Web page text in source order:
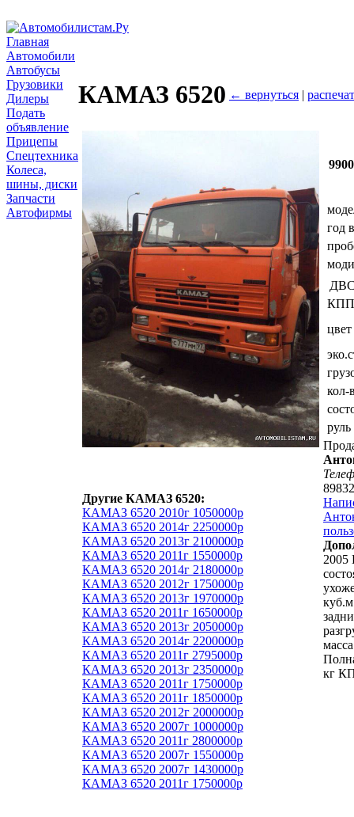
Главная
Автомобили
Автобусы
Грузовики
Дилеры
Подать
объявление
Прицепы
Спецтехника
Колеса,
шины, диски
Запчасти
Автофирмы
КАМАЗ 6520 ← вернуться |
Другие КАМАЗ 6520:
КАМАЗ 6520 2010г 1050000р
КАМАЗ 6520 2014г 2250000р
КАМАЗ 6520 2013г 2100000р
КАМАЗ 6520 2011г 1550000р
КАМАЗ 6520 2014г 2180000р
КАМАЗ 6520 2012г 1750000р
КАМАЗ 6520 2013г 1970000р
КАМАЗ 6520 2011г 1650000р
КАМАЗ 6520 2013г 2050000р
КАМАЗ 6520 2014г 2200000р
КАМАЗ 6520 2011г 2795000р
КАМАЗ 6520 2013г 2350000р
КАМАЗ 6520 2011г 1750000р
КАМАЗ 6520 2011г 1850000р
КАМАЗ 6520 2012г 2000000р
КАМАЗ 6520 2007г 1000000р
КАМАЗ 6520 2011г 2800000р
КАМАЗ 6520 2007г 1550000р
КАМАЗ 6520 2007г 1430000р
КАМАЗ 6520 2011г 1750000р
год
КПП
цвет
кол-
руль
2005
кг